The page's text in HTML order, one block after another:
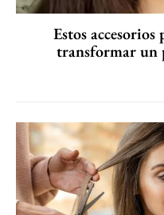
Estos
transformar un